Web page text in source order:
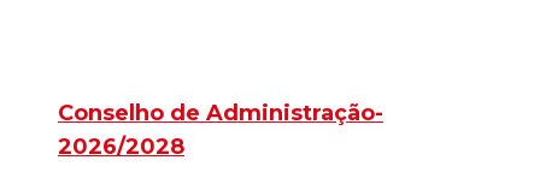
Conselho de Administração-
2026/2028